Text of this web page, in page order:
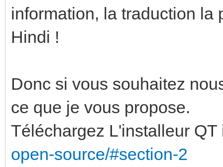
information, la traduction la
Hindi !
Donc si vous souhaitez
ce que je vous propose.
Téléchargez L'installeur
open-source/#section-2